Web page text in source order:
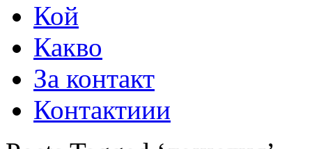
Кой
Какво
За контакт
Контактиии